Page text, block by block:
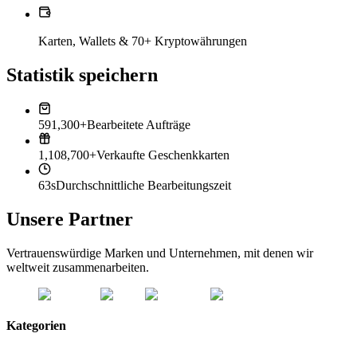
Karten, Wallets & 70+ Kryptowährungen
Statistik speichern
591,300+Bearbeitete Aufträge
1,108,700+Verkaufte Geschenkkarten
63sDurchschnittliche Bearbeitungszeit
Unsere Partner
Vertrauenswürdige Marken und Unternehmen, mit denen wir
weltweit zusammenarbeiten.
Kategorien